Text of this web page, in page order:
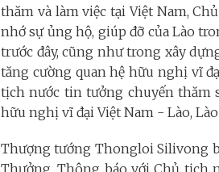
thăm và làm việc tại Việt Nam,
nhớ sự ủng hộ, giúp đỡ của Lào
trước đây, cũng như trong xây
tăng cường quan hệ hữu nghị vĩ
tịch nước tin tưởng chuyến thăm
hữu nghị vĩ đại Việt Nam - Lào,
Thượng tướng Thongloi Silivong
Thưởng. Thông báo với Chủ tịch